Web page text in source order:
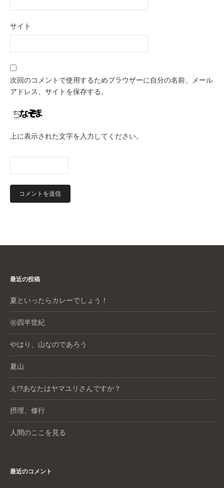
サイト
次回のコメントで使用するためブラウザーに自分の名前、メール
アドレス、サイトを保存する。
上に表示された文字を入力してください。
最近の投稿
夏といったらカレーでしょう！
㊗️四半世紀
やはり、山なのであろう
夏山
え!?あなたはヤマユリさんですか？
摂理、修行
人間のここを見る
最近のコメント